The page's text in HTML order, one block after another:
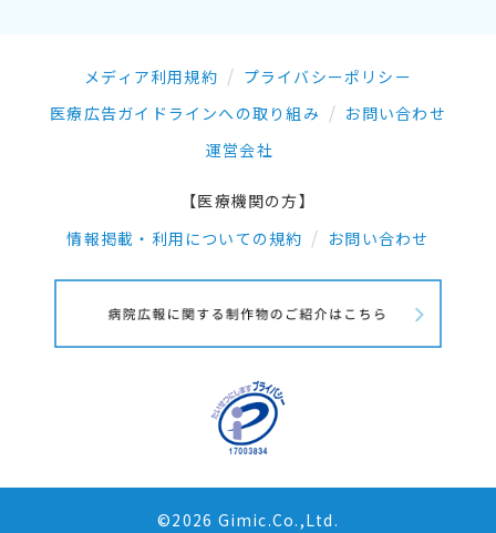
メディア利用規約
プライバシーポリシー
医療広告ガイドラインへの取り組み
お問い合わせ
運営会社
【医療機関の方】
情報掲載・利用についての規約
お問い合わせ
©2026 Gimic.Co.,Ltd.